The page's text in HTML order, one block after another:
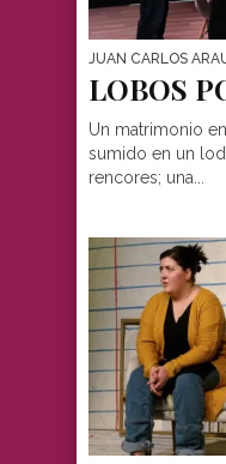
JUAN CARLOS
LOBOS
Un matrimonio
sumido en un
rencores; una...